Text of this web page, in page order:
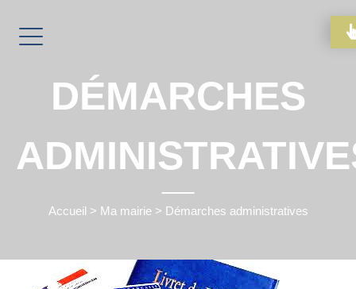
DÉMARCHES
Accueil > Ma mairie> Démarches administratives